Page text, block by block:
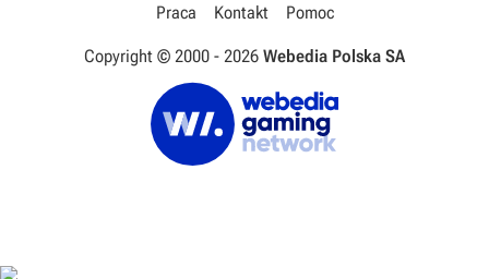
Praca
Kontakt Pomoc
Copyright © 2000 - 2026 Webedia Polska SA